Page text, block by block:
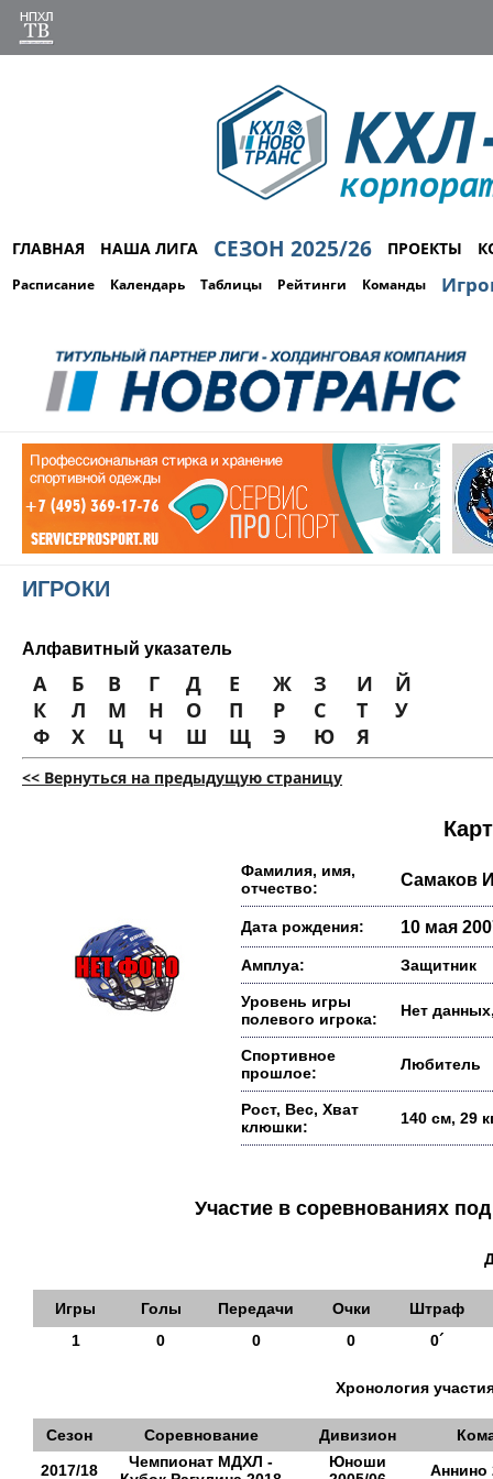
ГЛАВНАЯ НАША ЛИГА СЕЗОН 2025/26 ПРОЕКТЫ
Расписание Календарь Таблицы Рейтинги Команды
ИГРОКИ
Алфавитный указатель
А Б В Г Д Е Ж З И
Й
К
Л М Н О П Р С Т
У
Ф
Х Ц Ч Ш Щ Э Ю Я
<< Вернуться на предыдущую страницу
Фамилия, имя,
отчество:
Самаков
Дата рождения: 10 мая
Амплуа: Защитник
Уровень игры
полевого игрока:
Нет
Спортивное
прошлое:
Любитель
Рост, Вес, Хват
клюшки:
140 см, 29
Участие в соревнованиях
Игры Голы Передачи Очки
Штраф
1
0 0 0 0´
Хронология
Сезон Соревнование Дивизион
2017/18
Чемпионат МДХЛ -
Юноши
Аннино